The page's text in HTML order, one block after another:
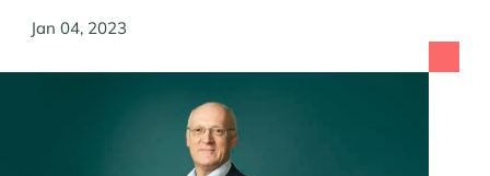
Jan 04, 2023